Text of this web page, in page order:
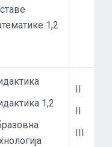
1,2
1,2
II
II
III